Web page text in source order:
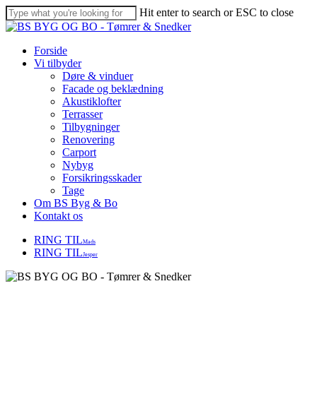
Skip
to
content
Hit enter to search or ESC to close
Close
Menu
Forside
Vi tilbyder
Døre & vinduer
Facade og beklædning
Akustiklofter
Terrasser
Tilbygninger
Renovering
Carport
Nybyg
Forsikringsskader
Tage
Om BS Byg & Bo
Kontakt os
RING TILMads
RING TILJesper